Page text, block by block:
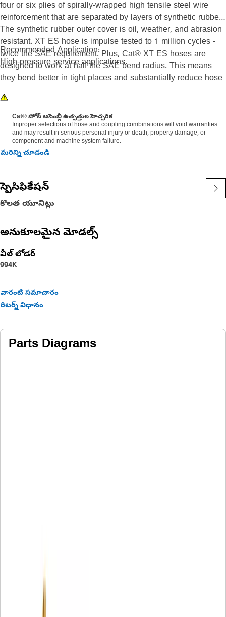
four or six plies of spirally-wrapped high tensile steel wire
reinforcement that are separated by layers of synthetic rubber.
The synthetic rubber outer cover is oil, weather, and abrasion
resistant. XT ES hose is impulse tested to 1 million cycles -
twice the SAE requirement. Plus, Cat® XT ES hoses are
designed to work at half the SAE bend radius. This means
they bend better in tight places and substantially reduce hose
length requirements. These features provide easier
installation, long life and excellent dependability.
Recommended Application:
High-pressure service applications.
Cat® హోస్ అసెంబ్లీ ఉత్పత్తుల హెచ్చరిక
Improper selections of hose and coupling combinations will void warranties
and may result in serious personal injury or death, property damage, or
component and machine system failure.
మరిన్ని చూడండి
స్పెసిఫికేషన్
కొలత యూనిట్లు
అనుకూలమైన మోడల్స్
వీల్ లోడర్
994K
వారంటీ సమాచారం
రిటర్న్ విధానం
Parts Diagrams